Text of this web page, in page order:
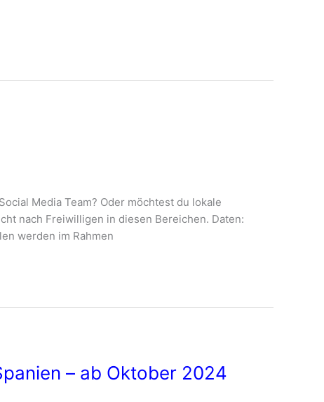
Media Team? Oder möchtest du lokale
nach Freiwilligen in diesen Bereichen. Daten:
werden im Rahmen
– ab Oktober 2024